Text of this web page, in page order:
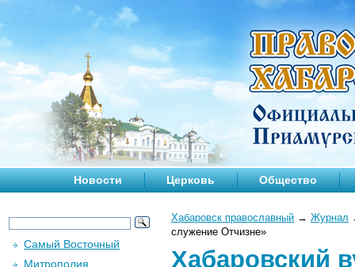
Новости Церковь Общество
Хабаровск православный → Журнал
служение Отчизне»
Хабаровский
Самый Восточный
Митрополия